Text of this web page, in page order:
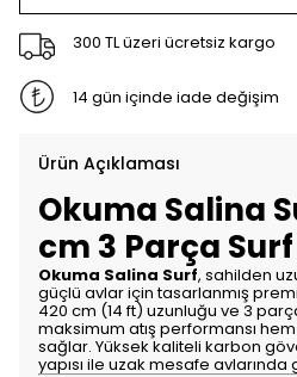
300 TL üzeri ücretsiz kargo
14 gün içinde iade değişim
Ürün Açıklaması
Okuma Salina
cm 3 Parça Surf
Okuma Salina Surf, sahilden
güçlü avlar için tasarlanmış
420 cm (14 ft) uzunluğu ve 3
maksimum atış performansı
sağlar. Yüksek kaliteli karbon
yapısı ile uzak mesafe